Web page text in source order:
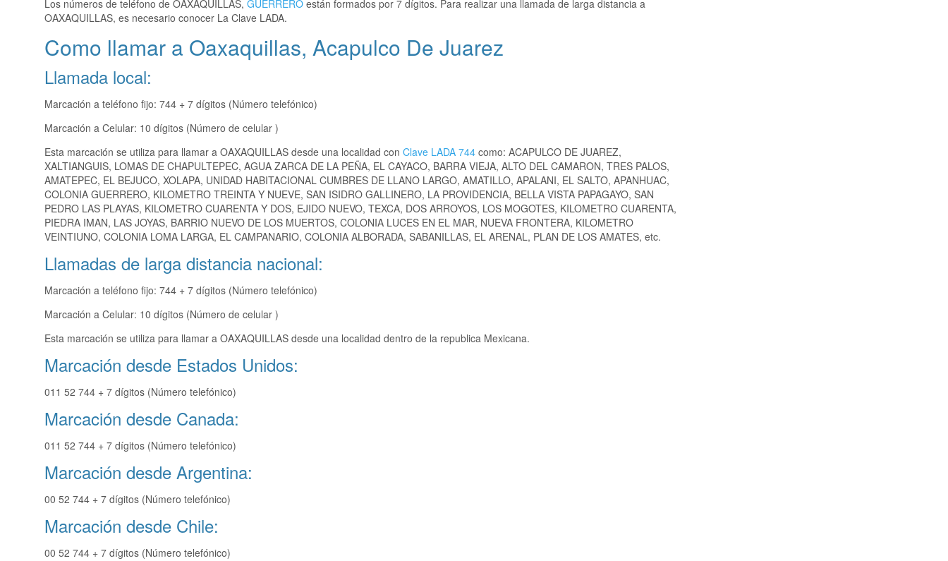
Los números de teléfono de OAXAQUILLAS, GUERRERO están formados por 7 dígitos. Para realizar una llamada de larga distancia a
OAXAQUILLAS, es necesario conocer La Clave LADA.
Como llamar a Oaxaquillas, Acapulco De Juarez
Llamada local:
Marcación a teléfono fijo: 744 + 7 dígitos (Número telefónico)
Marcación a Celular: 10 dígitos (Número de celular )
Esta marcación se utiliza para llamar a OAXAQUILLAS desde una localidad con Clave LADA 744 como: ACAPULCO DE JUAREZ,
XALTIANGUIS, LOMAS DE CHAPULTEPEC, AGUA ZARCA DE LA PEÑA, EL CAYACO, BARRA VIEJA, ALTO DEL CAMARON, TRES PALOS,
AMATEPEC, EL BEJUCO, XOLAPA, UNIDAD HABITACIONAL CUMBRES DE LLANO LARGO, AMATILLO, APALANI, EL SALTO, APANHUAC,
COLONIA GUERRERO, KILOMETRO TREINTA Y NUEVE, SAN ISIDRO GALLINERO, LA PROVIDENCIA, BELLA VISTA PAPAGAYO, SAN
PEDRO LAS PLAYAS, KILOMETRO CUARENTA Y DOS, EJIDO NUEVO, TEXCA, DOS ARROYOS, LOS MOGOTES, KILOMETRO CUARENTA,
PIEDRA IMAN, LAS JOYAS, BARRIO NUEVO DE LOS MUERTOS, COLONIA LUCES EN EL MAR, NUEVA FRONTERA, KILOMETRO
VEINTIUNO, COLONIA LOMA LARGA, EL CAMPANARIO, COLONIA ALBORADA, SABANILLAS, EL ARENAL, PLAN DE LOS AMATES, etc.
Llamadas de larga distancia nacional:
Marcación a teléfono fijo: 744 + 7 dígitos (Número telefónico)
Marcación a Celular: 10 dígitos (Número de celular )
Esta marcación se utiliza para llamar a OAXAQUILLAS desde una localidad dentro de la republica Mexicana.
Marcación desde Estados Unidos:
011 52 744 + 7 dígitos (Número telefónico)
Marcación desde Canada:
011 52 744 + 7 dígitos (Número telefónico)
Marcación desde Argentina:
00 52 744 + 7 dígitos (Número telefónico)
Marcación desde Chile:
00 52 744 + 7 dígitos (Número telefónico)